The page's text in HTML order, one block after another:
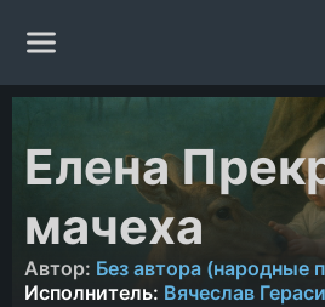
Жанры
Авторы
Елена
мачеха
Автор: Без автора (народные
Исполнитель: Вячеслав